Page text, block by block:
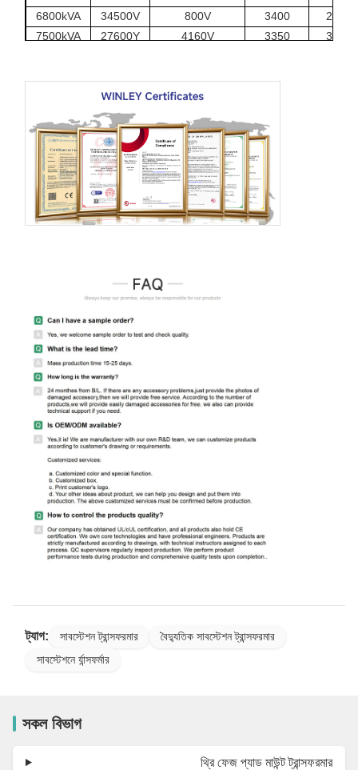
6800kVA
34500V 800V 3400
2670
7500kVA
27600Y 4160V 3350 3290
ট্যাগ: সাবস্টেশন ট্রান্সফরমার
বৈদ্যুতিক সাবস্টেশন ট্রান্সফরমার
সাবস্টেশনে র্যান্সফর্মার
সকল বিভাগ
থ্রি ফেজ প্যাড মাউন্ট ট্রান্সফরমার